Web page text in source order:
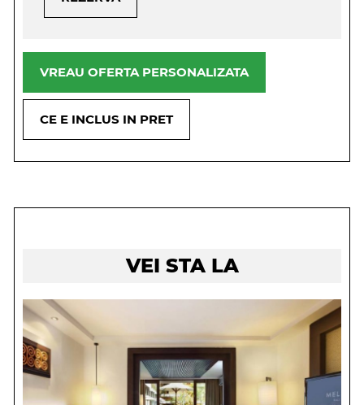
VREAU OFERTA PERSONALIZATA
CE E INCLUS IN PRET
VEI STA LA